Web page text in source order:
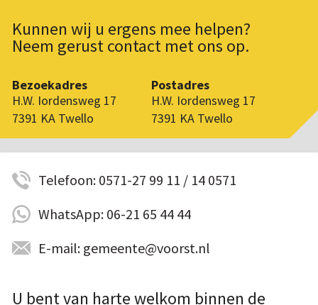
Kunnen wij u ergens mee helpen?
Neem gerust contact met ons op.
Bezoekadres
H.W. Iordensweg 17
7391 KA Twello
Postadres
H.W. Iordensweg 17
7391 KA Twello
Telefoon: 0571-27 99 11 / 14 0571
WhatsApp: 06-21 65 44 44
E-mail: gemeente@voorst.nl
U bent van harte welkom binnen de